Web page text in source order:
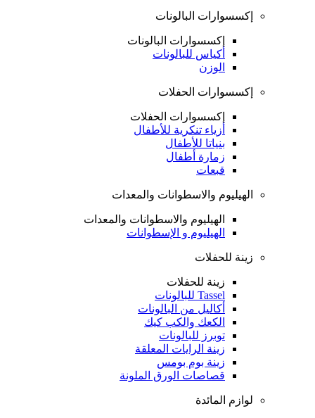
إكسسوارات البالونات
إكسسوارات البالونات
أكياس للبالونات
الوزن
إكسسوارات الحفلات
إكسسوارات الحفلات
أزياء تنكرية للأطفال
بنياتا للأطفال
زمارة أطفال
قبعات
الهيليوم والاسطوانات والمعدات
الهيليوم والاسطوانات والمعدات
الهيليوم و الإسطوانات
زينة للحفلات
زينة للحفلات
Tassel للبالونات
أكاليل من البالونات
الكعك والكب كيك
توبرز للبالونات
زينة الرايات المعلقة
زينة بوم بومس
قصاصات الورق الملونة
لوازم المائدة